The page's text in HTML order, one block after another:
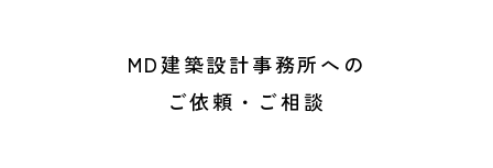
MD建築設計事務所への
ご依頼・ご相談